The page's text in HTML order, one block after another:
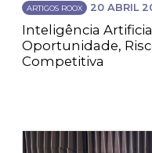
ARTIGOS ROOX 20 ABRIL
Inteligência
Oportunidade,
Competitiva